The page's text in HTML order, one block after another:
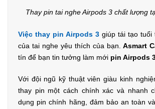
Thay pin tai nghe Airpods 3 chất lượng
Việc thay pin Airpods 3 giúp tái tạo tuổi
của tai nghe yêu thích của bạn.Asmart
tín để bạn tin tưởng làm mới pin Airpods
Với đội ngũ kỹ thuật viên giàu kinh
thay pin một cách chính xác và nhanh
dụng pin chính hãng, đảm bảo an toàn